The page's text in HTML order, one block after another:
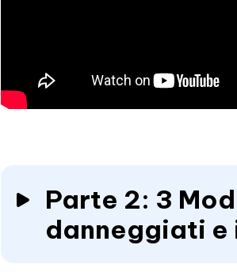
Parte 2: 3
danneggiati e